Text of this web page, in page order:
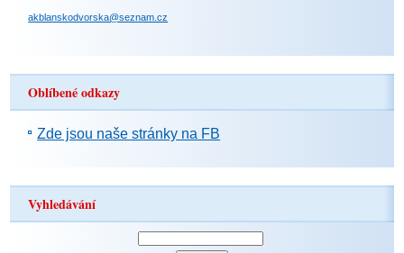
akblanskodvorska@seznam.cz
Oblíbené odkazy
Zde jsou naše stránky na FB
Vyhledávání